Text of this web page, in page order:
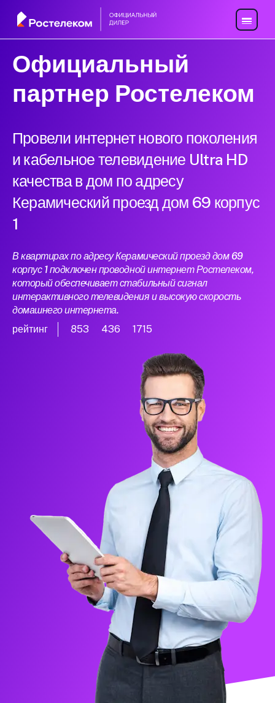
Официальный
партнер Ростелеком
Провели интернет нового поколения
и кабельное телевидение Ultra HD
качества в дом по адресу
Керамический проезд дом 69 корпус
1
В квартирах по адресу Керамический проезд дом 69
корпус 1 подключен проводной интернет Ростелеком,
который обеспечивает стабильный сигнал
интерактивного телевидения и высокую скорость
домашнего интернета.
рейтинг
853 436 1715